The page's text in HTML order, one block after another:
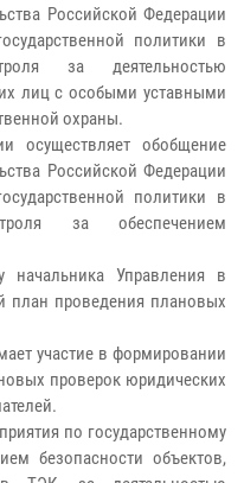
Российской Федерации
политики в
за деятельностью
лиц с особыми уставными
охраны.
осуществляет обобщение
Российской Федерации
политики в
за обеспечением
начальника Управления в
план проведения плановых
участие в формировании
проверок юридических
по государственному
безопасности объектов,